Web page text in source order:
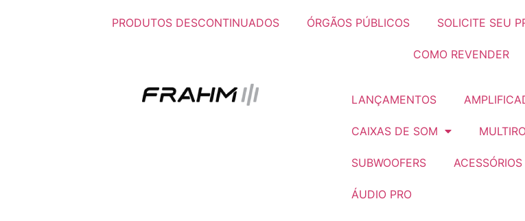
PRODUTOS DESCONTINUADOS ÓRGÃOS PÚBLICOS SOLICITE SEU
COMO REVENDER
LANÇAMENTOS
CAIXAS DE SOM
SUBWOOFERS ACESSÓRIOS
ÁUDIO PRO